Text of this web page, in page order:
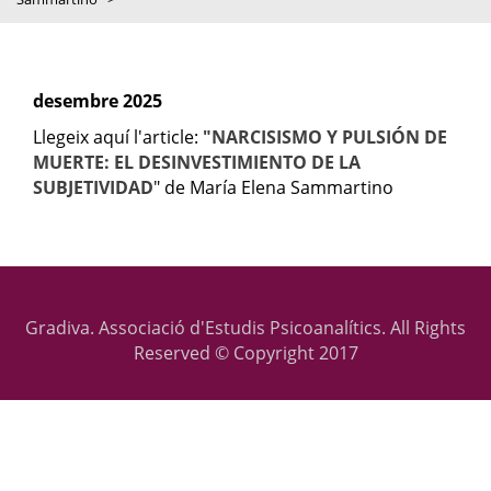
desembre 2025
Llegeix aquí l'article: "NARCISISMO Y PULSIÓN DE
MUERTE: EL DESINVESTIMIENTO DE LA
SUBJETIVIDAD" de María Elena Sammartino
Gradiva. Associació d'Estudis Psicoanalítics. All Rights
Reserved © Copyright 2017